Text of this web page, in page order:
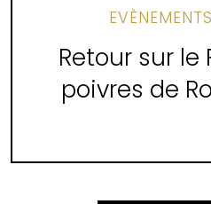
EVÈNEMENTS
Retour sur le
poivres de